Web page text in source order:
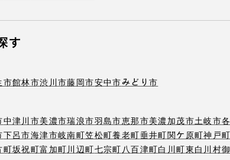
す
市館林市渋川市藤岡市安中市みどり市
中津川市美濃市瑞浪市羽島市恵那市美濃加茂市土岐市
下呂市海津市岐南町笠松町養老町垂井町関ケ原町神戸町
町坂祝町富加町川辺町七宗町 八百津町白川町東白川村